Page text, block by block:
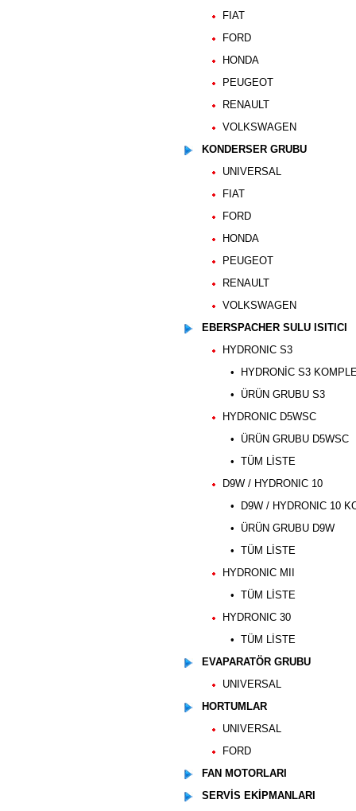
FIAT
FORD
HONDA
PEUGEOT
RENAULT
VOLKSWAGEN
KONDERSER GRUBU
UNIVERSAL
FIAT
FORD
HONDA
PEUGEOT
RENAULT
VOLKSWAGEN
EBERSPACHER SULU ISITICI
HYDRONIC S3
• HYDRONİC S3 KOMPLE
• ÜRÜN GRUBU S3
HYDRONIC D5WSC
• ÜRÜN GRUBU D5WSC
• TÜM LİSTE
D9W / HYDRONIC 10
• D9W / HYDRONIC 10
• ÜRÜN GRUBU D9W
• TÜM LİSTE
HYDRONIC MII
• TÜM LİSTE
HYDRONIC 30
• TÜM LİSTE
EVAPARATÖR GRUBU
UNIVERSAL
HORTUMLAR
UNIVERSAL
FORD
FAN MOTORLARI
SERVİS EKİPMANLARI